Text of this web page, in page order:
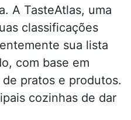
A TasteAtlas, uma
classificações
sua lista
com base em
pratos e produtos.
cozinhas de dar